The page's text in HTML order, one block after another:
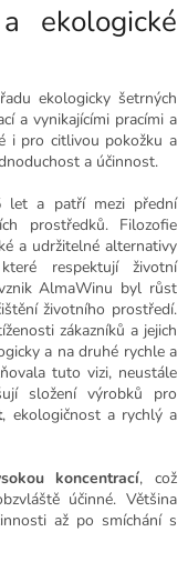
ekologické
ekologicky šetrných
a vynikajícími pracími a
i pro citlivou pokožku a
a účinnost.
let a patří mezi přední
prostředků. Filozofie
a udržitelné alternativy
respektují životní
AlmaWinu byl růst
životního prostředí.
zákazníků a jejich
a na druhé rychle a
tuto vizi, neustále
složení výrobků pro
, ekologičnost a rychlý a
koncentrací, což
účinné. Většina
až po smíchání s